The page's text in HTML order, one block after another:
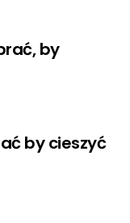
by
by cieszyć